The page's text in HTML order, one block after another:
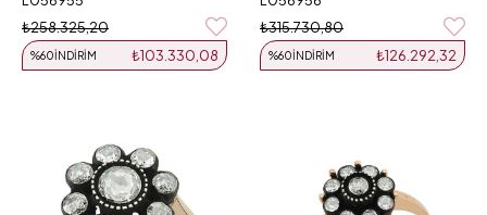
₺103.330,08
%60İNDIRIM
₺258.325,20
₺126.292,32
%60İNDIRIM
₺315.730,80